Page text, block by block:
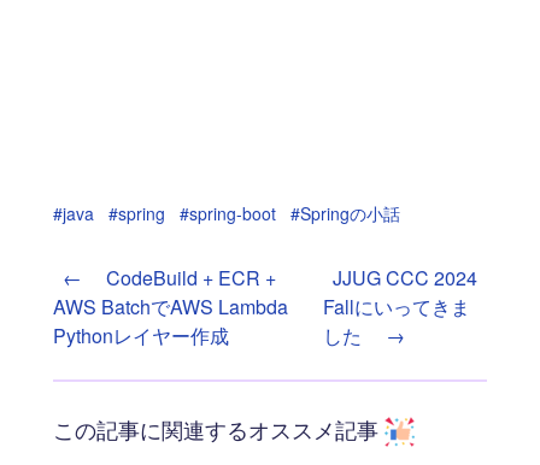
#java #spring #spring-boot #Springの小話
←
CodeBuild + ECR +
AWS BatchでAWS Lambda
Pythonレイヤー作成
JJUG CCC 2024
Fallにいってきま
した
→
この記事に関連するオススメ記事